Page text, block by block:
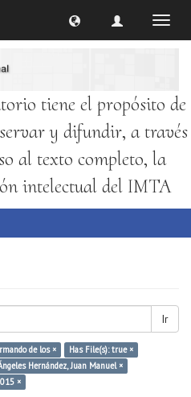
tiene el propósito de
y difundir, a través
al texto completo, la
intelectual del IMTA
Ir
de los ×
Has File(s): true ×
Hernández, Juan Manuel ×
×